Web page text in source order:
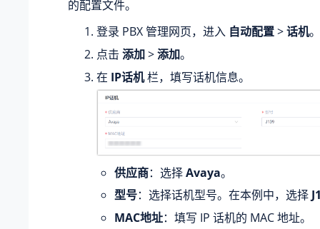
的配置文件。
登录 PBX 管理网页，进入 自动配置>话机。
点击 添加>添加。
在 IP话机栏，填写话机信息。
供应商：选择Avaya。
型号：选择话机型号。在本例中，选择
MAC地址：填写 IP 话机的 MAC 地址。